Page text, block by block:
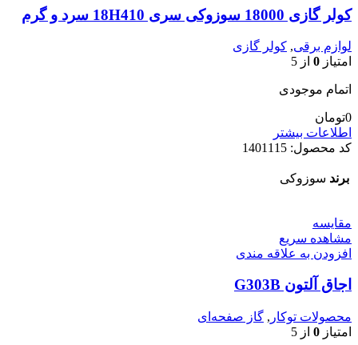
کولر گازی 18000 سوزوکی سری 18H410 سرد و گرم
لوازم برقی, کولر گازی
امتیاز 0 از 5
اتمام موجودی
0تومان
اطلاعات بیشتر
کد محصول: 1401115
برند سوزوکی
مقایسه
مشاهده سریع
افزودن به علاقه مندی
اجاق آلتون G303B
محصولات توکار , گاز صفحه‌ای
امتیاز 0 از 5